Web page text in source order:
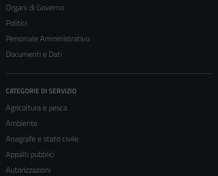
Organi di Governo
Politici
Personale Amministrativo
Documenti e Dati
CATEGORIE DI SERVIZIO
Agricoltura e pesca
Ambiente
Anagrafe e stato civile
Appalti pubblici
Autorizzazioni